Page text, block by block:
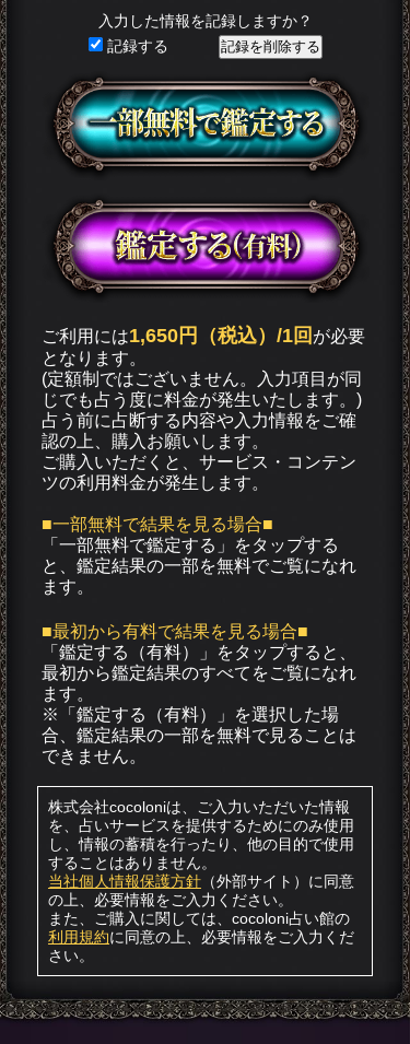
入力した情報を記録しますか？
記録する
ご利用には1,650円（税込）/1回 が必要
となります。
(定額制ではございません。入力項目が同
じでも占う度に料金が発生いたします。)
占う前に占断する内容や入力情報をご確
認の上、購入お願いします。
ご購入いただくと、サービス・コンテン
ツの利用料金が発生します。
■一部無料で結果を見る場合■
「一部無料で鑑定する」をタップする
と、鑑定結果の一部を無料でご覧になれ
ます。
■最初から有料で結果を見る場合■
「鑑定する（有料）」をタップすると、
最初から鑑定結果のすべてをご覧になれ
ます。
※「鑑定する（有料）」を選択した場
合、鑑定結果の一部を無料で見ることは
できません。
株式会社cocoloniは、ご入力いただいた情報
を、占いサービスを提供するためにのみ使用
し、情報の蓄積を行ったり、他の目的で使用
することはありません。
当社個人情報保護方針（外部サイト）に同意
の上、必要情報をご入力ください。
また、ご購入に関しては、cocoloni占い館の
利用規約に同意の上、必要情報をご入力くだ
さい。